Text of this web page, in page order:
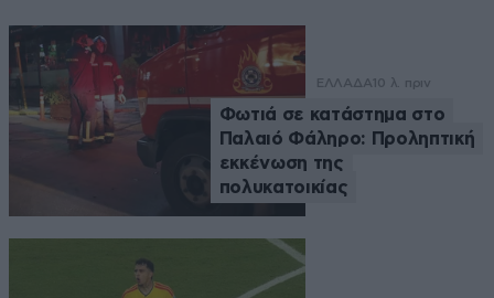
ΕΛΛΑΔΑ 10 λ. πριν
Φωτιά σε κατάστημα στο
Παλαιό Φάληρο: Προληπτική
εκκένωση της
πολυκατοικίας